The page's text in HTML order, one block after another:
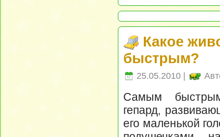
Какое
быстрым?
25.05.2010 |
Самым
гепард,
его маленькой